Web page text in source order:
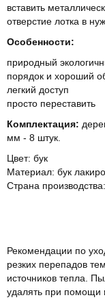
вставить
отверстие лотка в
Особенности:
природный
порядок и хороший
легкий доступ
просто переставить
Комплектация:
мм - 8 штук.
Цвет: бук
Материал: бук
Страна
Рекомендации по
резких перепадов
источников тепла.
удалять при помощи